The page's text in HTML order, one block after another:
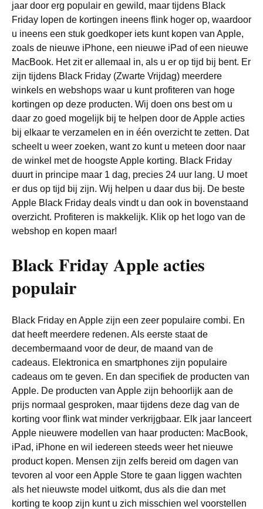
jaar door erg populair en gewild, maar tijdens Black
Friday lopen de kortingen ineens flink hoger op, waardoor
u ineens een stuk goedkoper iets kunt kopen van Apple,
zoals de nieuwe iPhone, een nieuwe iPad of een nieuwe
MacBook. Het zit er allemaal in, als u er op tijd bij bent. Er
zijn tijdens Black Friday (Zwarte Vrijdag) meerdere
winkels en webshops waar u kunt profiteren van hoge
kortingen op deze producten. Wij doen ons best om u
daar zo goed mogelijk bij te helpen door de Apple acties
bij elkaar te verzamelen en in één overzicht te zetten. Dat
scheelt u weer zoeken, want zo kunt u meteen door naar
de winkel met de hoogste Apple korting. Black Friday
duurt in principe maar 1 dag, precies 24 uur lang. U moet
er dus op tijd bij zijn. Wij helpen u daar dus bij. De beste
Apple Black Friday deals vindt u dan ook in bovenstaand
overzicht. Profiteren is makkelijk. Klik op het logo van de
webshop en kopen maar!
Black Friday Apple acties
populair
Black Friday en Apple zijn een zeer populaire combi. En
dat heeft meerdere redenen. Als eerste staat de
decembermaand voor de deur, de maand van de
cadeaus. Elektronica en smartphones zijn populaire
cadeaus om te geven. En dan specifiek de producten van
Apple. De producten van Apple zijn behoorlijk aan de
prijs normaal gesproken, maar tijdens deze dag van de
korting voor flink wat minder verkrijgbaar. Elk jaar lanceert
Apple nieuwere modellen van haar producten: MacBook,
iPad, iPhone en wil iedereen steeds weer het nieuwe
product kopen. Mensen zijn zelfs bereid om dagen van
tevoren al voor een Apple Store te gaan liggen wachten
als het nieuwste model uitkomt, dus als die dan met
korting te koop zijn kunt u zich misschien wel voorstellen